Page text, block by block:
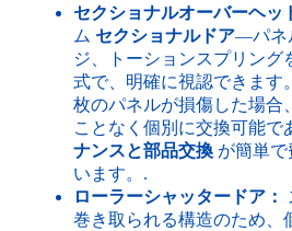
セクショナルオーバーヘッ
ム セクショナルドア—パネ
ジ、トーションスプリン
式で、明確に視認できます
枚のパネルが損傷した場合
ことなく個別に交換可能で
ナンスと部品交換が簡単で
います。.
ローラーシャッタードア：
巻き取られる構造のため、